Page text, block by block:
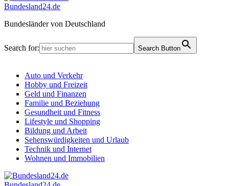
Bundesland24.de
Bundesländer von Deutschland
Search for: Search Button
Auto und Verkehr
Hobby und Freizeit
Geld und Finanzen
Familie und Beziehung
Gesundheit und Fitness
Lifestyle und Shopping
Bildung und Arbeit
Sehenswürdigkeiten und Urlaub
Technik und Internet
Wohnen und Immobilien